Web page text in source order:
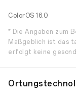
ColorOS 16.0
* Die Angaben zum
Maßgeblich ist das
erfolgt keine